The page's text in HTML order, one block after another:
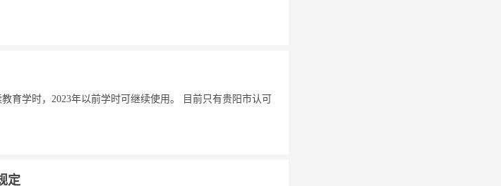
育学时，2023年以前学时可继续使用。 目前只有贵阳市认可
定